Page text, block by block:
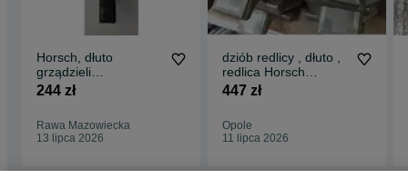
Horsch, dłuto
grządzieli
40X20X485-
244 zł
Rawa Mazowiecka
13 lipca 2026
dziób redlicy , dłuto ,
redlica Horsch
Bednar, Quivogne,
447 zł
Opole
11 lipca 2026